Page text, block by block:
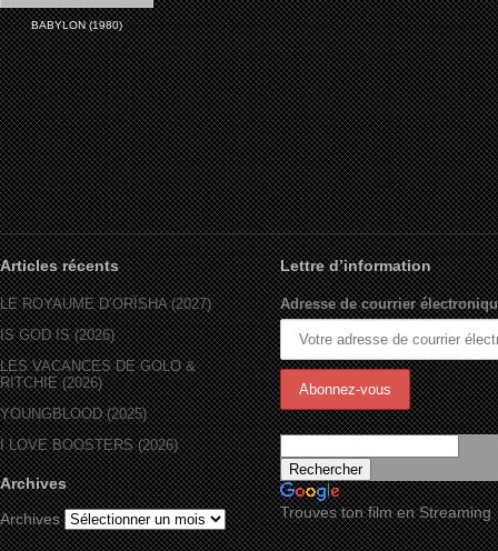
BABYLON (1980)
Articles récents
LE ROYAUME D’ORÏSHA (2027)
IS GOD IS (2026)
LES VACANCES DE GOLO &
RITCHIE (2026)
YOUNGBLOOD (2025)
I LOVE BOOSTERS (2026)
Archives
Archives
Lettre d’information
Adresse de courrier
Trouves ton film en Streaming